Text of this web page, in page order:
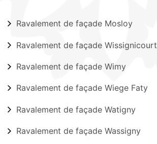
Ravalement de façade Mosloy
Ravalement de façade Wissignicourt
Ravalement de façade Wimy
Ravalement de façade Wiege Faty
Ravalement de façade Watigny
Ravalement de façade Wassigny